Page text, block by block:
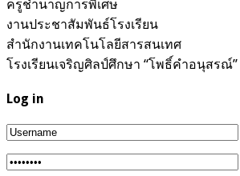
ครูชำนาญการพิเศษ
งานประชาสัมพันธ์โรงเรียน
สำนักงานเทคโนโลยีสารสนเทศ
โรงเรียนเจริญศิลป์ศึกษา “โพธิ์คำอนุสรณ์”
Log in